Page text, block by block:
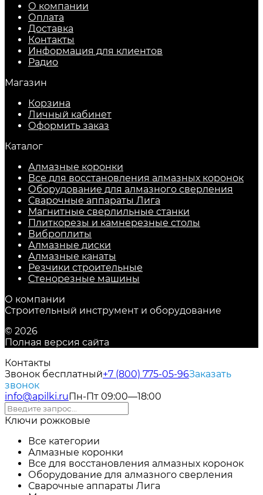
О компании
Оплата
Доставка
Контакты
Информация для клиентов
Радио
Магазин
Корзина
Личный кабинет
Оформить заказ
Каталог
Алмазные коронки
Все для восстановления алмазных коронок
Оборудование для алмазного сверления
Сварочные аппараты Лига
Магнитные сверлильные станки
Плиткорезы и камнерезные столы
Виброплиты
Алмазные диски
Алмазные канаты
Резчики строительные
Стенорезные машины
О компании
Строительный инструмент и оборудование
© 2026
Полная версия сайта
Контакты
Звонок бесплатный+7 (800) 775-05-96Заказать
звонок
info@apilki.ru Пн-Пт 09:00—18:00
Ключи рожковые
Все категории
Алмазные коронки
Все для восстановления алмазных коронок
Оборудование для алмазного сверления
Сварочные аппараты Лига